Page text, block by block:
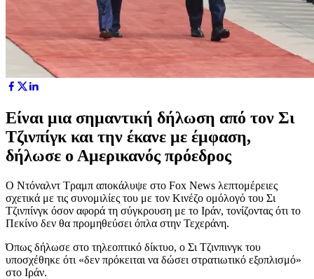
Είναι μια σημαντική δήλωση από τον Σι
Τζινπίγκ και την έκανε με έμφαση,
δήλωσε ο Αμερικανός πρόεδρος
Ο Ντόναλντ Τραμπ αποκάλυψε στο Fox News λεπτομέρειες
σχετικά με τις συνομιλίες του με τον Κινέζο ομόλογό του Σι
Τζινπίνγκ όσον αφορά τη σύγκρουση με το Ιράν, τονίζοντας ότι το
Πεκίνο δεν θα προμηθεύσει όπλα στην Τεχεράνη.
Όπως δήλωσε στο τηλεοπτικό δίκτυο, ο Σι Τζινπινγκ του
υποσχέθηκε ότι «δεν πρόκειται να δώσει στρατιωτικό εξοπλισμό»
στο Ιράν.